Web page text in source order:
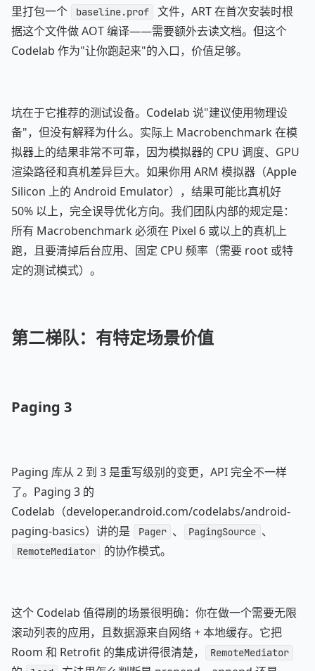
里打包一个
baseline.prof
文件，ART 在首次安装时根
据这个文件做 AOT 编译——需要额外去读文档。但这个
Codelab 作为"让你跑起来"的入口，价值足够。
坑在于它推荐的测试设备。Codelab 说"建议使用物理设
备"，但没有解释为什么。实际上 Macrobenchmark 在模
拟器上的结果非常不可靠，因为模拟器的 CPU 调度、GPU
渲染路径和真机差异巨大。如果你用 ARM 模拟器（Apple
Silicon 上的 Android Emulator），结果可能比真机好
50% 以上，完全误导优化方向。我们团队内部的规定是：
所有 Macrobenchmark 必须在 Pixel 6 或以上的真机上
跑，且要清掉后台应用、固定 CPU 频率（需要 root 或特
定的测试模式）。
第二梯队：有特定场景价值
Paging 3
Paging 库从 2 到 3 是重写级别的变更，API 完全不一样
了。Paging 3 的
Codelab（developer.android.com/codelabs/android-
paging-basics）讲的是
Pager 、 PagingSource 、
RemoteMediator 的协作模式。
这个 Codelab 值得刷的场景很明确：你在做一个需要无限
滚动列表的应用，且数据源来自网络 + 本地缓存。它把
Room 和 Retrofit 的集成讲得很清楚，
RemoteMediator